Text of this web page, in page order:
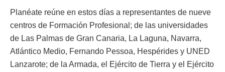
Planéate reúne en estos días a representantes de nueve
centros de Formación Profesional; de las universidades
de Las Palmas de Gran Canaria, La Laguna, Navarra,
Atlántico Medio, Fernando Pessoa, Hespérides y UNED
Lanzarote; de la Armada, el Ejército de Tierra y el Ejército